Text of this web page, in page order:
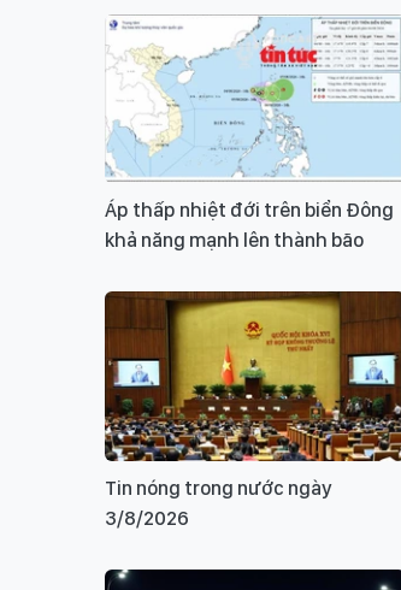
Áp thấp nhiệt đới trên biển Đông
khả năng mạnh lên thành bão
Tin nóng trong nước ngày
3/8/2026